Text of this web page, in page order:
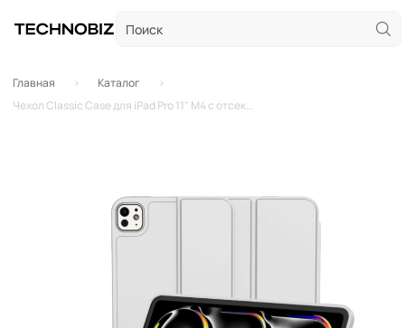
Главная
Каталог
Чехол Classic Case для iPad Pro 11" M4 с отсеком для стилуса (Серый)